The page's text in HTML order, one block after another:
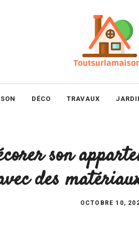
DÉCO TRAVAUX
son
des
OCTOBRE 10,